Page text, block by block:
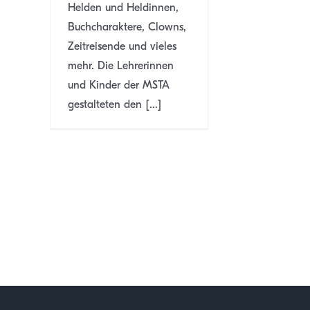
Helden und Heldinnen,
Buchcharaktere, Clowns,
Zeitreisende und vieles
mehr. Die Lehrerinnen
und Kinder der MSTA
gestalteten den [...]